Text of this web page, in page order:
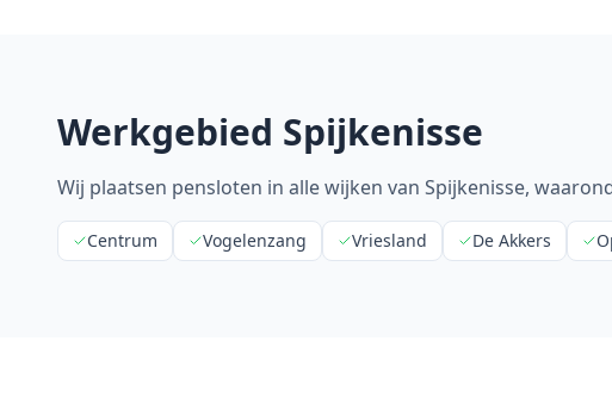
Werkgebied Spijkenisse
Wij plaatsen pensloten in alle wijken van Spijkenisse,
Centrum Vogelenzang Vriesland De Akkers